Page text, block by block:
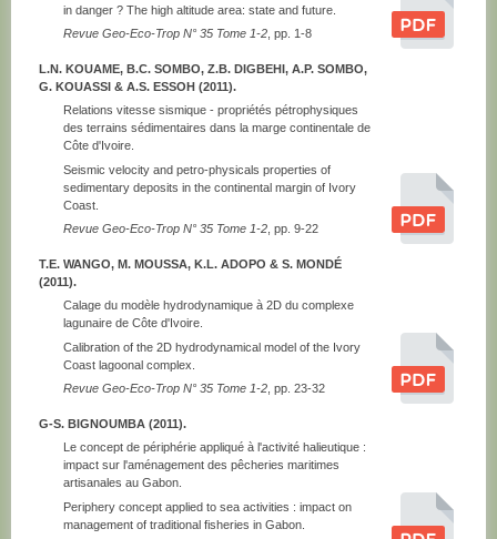
in danger ? The high altitude area: state and future.
Revue Geo-Eco-Trop N° 35 Tome 1-2 , pp. 1-8
L.N. KOUAME, B.C. SOMBO, Z.B. DIGBEHI, A.P. SOMBO,
G. KOUASSI & A.S. ESSOH (2011).
Relations vitesse sismique - propriétés pétrophysiques
des terrains sédimentaires dans la marge continentale de
Côte d'Ivoire.
Seismic velocity and petro-physicals properties of
sedimentary deposits in the continental margin of Ivory
Coast.
Revue Geo-Eco-Trop N° 35 Tome 1-2 , pp. 9-22
T.E. WANGO, M. MOUSSA, K.L. ADOPO & S. MONDÉ
(2011).
Calage du modèle hydrodynamique à 2D du complexe
lagunaire de Côte d'Ivoire.
Calibration of the 2D hydrodynamical model of the Ivory
Coast lagoonal complex.
Revue Geo-Eco-Trop N° 35 Tome 1-2 , pp. 23-32
G-S. BIGNOUMBA (2011).
Le concept de périphérie appliqué à l'activité halieutique :
impact sur l'aménagement des pêcheries maritimes
artisanales au Gabon.
Periphery concept applied to sea activities : impact on
management of traditional fisheries in Gabon.